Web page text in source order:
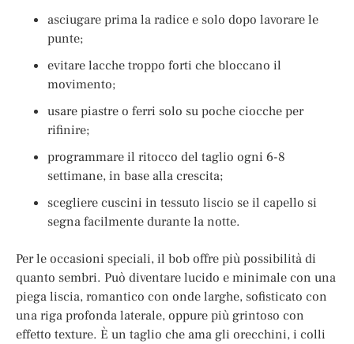
asciugare prima la radice e solo dopo lavorare le
punte;
evitare lacche troppo forti che bloccano il
movimento;
usare piastre o ferri solo su poche ciocche per
rifinire;
programmare il ritocco del taglio ogni 6-8
settimane, in base alla crescita;
scegliere cuscini in tessuto liscio se il capello si
segna facilmente durante la notte.
Per le occasioni speciali, il bob offre più possibilità di
quanto sembri. Può diventare lucido e minimale con una
piega liscia, romantico con onde larghe, sofisticato con
una riga profonda laterale, oppure più grintoso con
effetto texture. È un taglio che ama gli orecchini, i colli